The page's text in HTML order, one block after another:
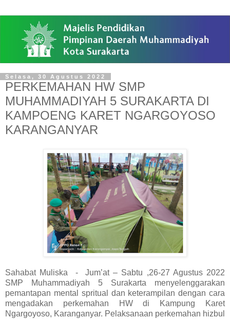
Selasa, 30 Agustus 2022
PERKEMAHAN HW SMP
MUHAMMADIYAH 5 SURAKARTA DI
KAMPOENG KARET NGARGOYOSO
KARANGANYAR
Sahabat Muliska - Jum’at – Sabtu ,26-27 Agustus 2022
SMP Muhammadiyah 5 Surakarta menyelenggarakan
pemantapan mental spritual dan keterampilan dengan cara
mengadakan perkemahan HW di Kampung Karet
Ngargoyoso, Karanganyar. Pelaksanaan perkemahan hizbul